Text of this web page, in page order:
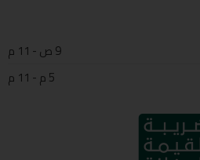
9 ص - 11 م
5 م - 11 م